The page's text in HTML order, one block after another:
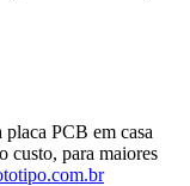
placa PCB em casa
custo, para maiores